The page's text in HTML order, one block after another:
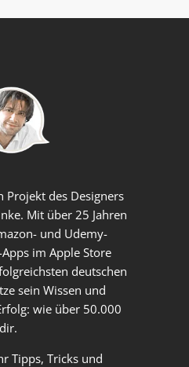
Projekt des Designers
Mit über 25 Jahren
und Udemy-
im Apple Store
deutschen
sein Wissen und
wie über 50.000
Tipps, Tricks und